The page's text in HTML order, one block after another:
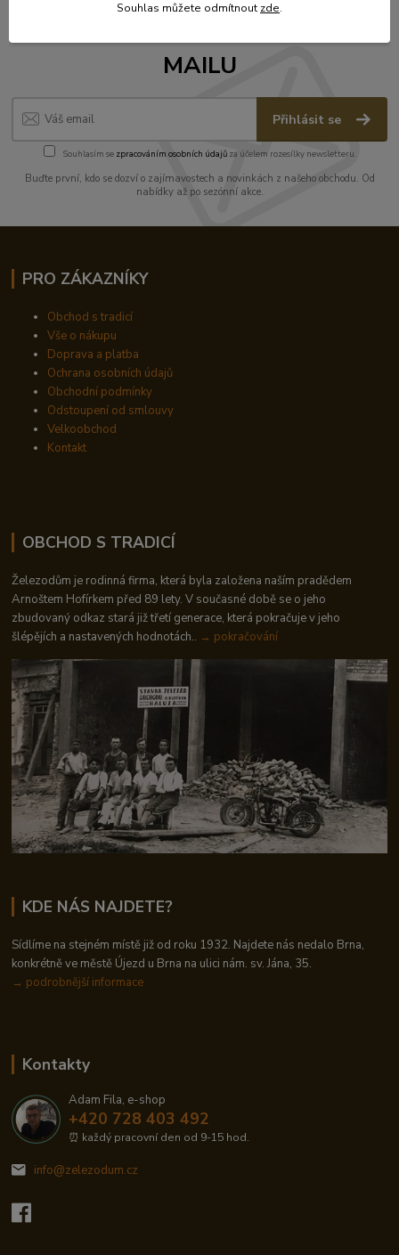
MAILU
Přihlásit se
Souhlasím se zpracováním osobních údajůza účelem rozesílky newsletteru.
Buďte první, kdo se dozví o zajímavostech a novinkách z našeho obchodu. Od
nabídky až po sezónní akce.
PRO ZÁKAZNÍKY
Obchod s tradicí
Vše o nákupu
Doprava a platba
Ochrana osobních údajů
Obchodní podmínky
Odstoupení od smlouvy
Velkoobchod
Kontakt
OBCHOD S TRADICÍ
Železodům je rodinná firma, která byla založena naším pradědem
Arnoštem Hofírkem před 89 lety. V současné době se o jeho
zbudovaný odkaz stará již třetí generace, která pokračuje v jeho
šlépějích a nastavených hodnotách.. → pokračování
KDE NÁS NAJDETE?
Sídlíme na stejném místě již od roku 1932. Najdete nás nedalo Brna,
konkrétně ve městě Újezd u Brna na ulici nám. sv. Jána, 35.
→ podrobnější informace
Kontakty
Adam Fila, e-shop
+420 728 403 492
⏰ každý pracovní den od 9-15 hod.
info@zelezodum.cz
Souhlas můžete odmítnout zde.